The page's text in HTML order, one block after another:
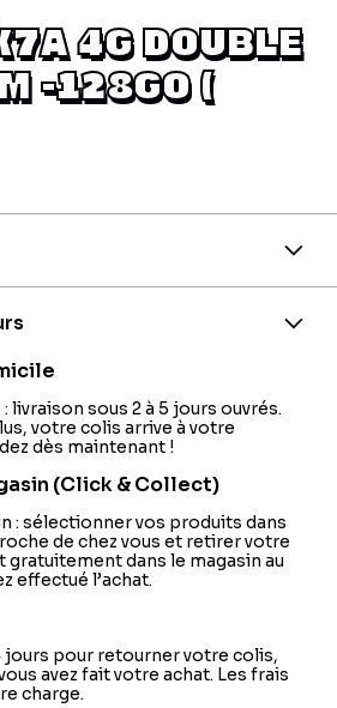
4G DOUBLE
-128GO (
livraison sous 2 à 5 jours ouvrés.
votre colis arrive à votre
dès maintenant !
(Click & Collect)
: sélectionner vos produits dans
de chez vous et retirer votre
dans le magasin au
effectué l’achat.
jours pour retourner votre colis,
avez fait votre achat. Les frais
charge.